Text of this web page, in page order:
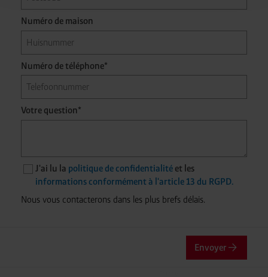
américaines à des fins de contrôle et de surveillance
sans que des recours juridiques efficaces soient
disponibles ou sans que tous les droits des personnes
concernées soient applicables. Vous pouvez procéder à
des paramétrages individuels des cookies selon les
catégories en cliquant sur « Ajuster ». Rejetez tous les
inutiles ».
Numéro de maison
Numéro de téléphone*
Votre question*
J'ai lu la politique de confidentialitéet les
informations conformément à l'article 13 du RGPD.
Nous vous contacterons dans les plus brefs délais.
Envoyer